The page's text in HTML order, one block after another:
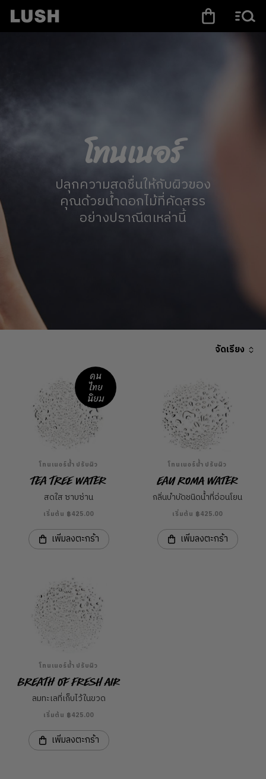
โทนเนอร์
ปลุกความสดชื่นให้กับผิวของ
คุณด้วยน้ำดอกไม้ที่คัดสรร
อย่างปราณีตเหล่านี้
จัดเรียง
คน
ไทย
นิยม
โทนเนอร์น้ำ ปรับผิว
Tea Tree Water
สดใส ซาบซ่าน
เริ่มต้น ฿425.00
เพิ่มลงตะกร้า
โทนเนอร์น้ำ ปรับผิว
Eau Roma Water
กลิ่นบำบัดชนิดน้ำที่อ่อนโยน
เริ่มต้น ฿425.00
เพิ่มลงตะกร้า
โทนเนอร์น้ำ ปรับผิว
Breath of Fresh Air
ลมทะเลที่เก็บไว้ในขวด
เริ่มต้น ฿425.00
เพิ่มลงตะกร้า